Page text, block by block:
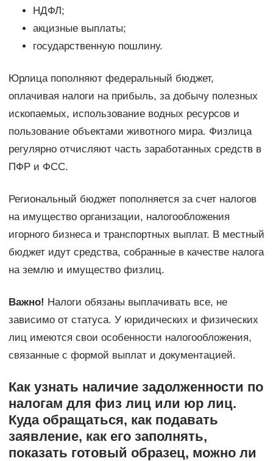
НДФЛ;
акцизные выплаты;
государственную пошлину.
Юрлица пополняют федеральный бюджет,
оплачивая налоги на прибыль, за добычу полезных
ископаемых, использование водных ресурсов и
пользование объектами животного мира. Физлица
регулярно отчисляют часть заработанных средств в
ПФР и ФСС.
Региональный бюджет пополняется за счет налогов
на имущество организации, налогообложения
игорного бизнеса и транспортных выплат. В местный
бюджет идут средства, собранные в качестве налога
на землю и имущество физлиц.
Важно! Налоги обязаны выплачивать все, не
зависимо от статуса. У юридических и физических
лиц имеются свои особенности налогообложения,
связанные с формой выплат и документацией.
Как узнать наличие задолженности по
налогам для физ лиц или юр лиц.
Куда обращаться, как подавать
заявление, как его заполнять,
показать готовый образец, можно ли